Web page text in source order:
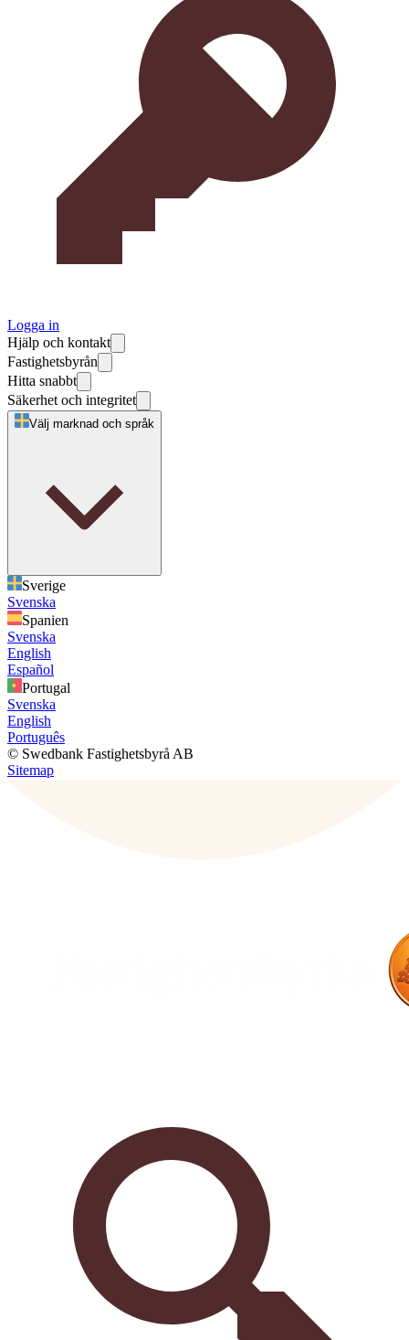
Logga in
Hjälp och kontakt
Fastighetsbyrån
Hitta snabbt
Säkerhet och integritet
Välj marknad och språk
Sverige
Svenska
Spanien
Svenska
English
Español
Portugal
Svenska
English
Português
© Swedbank Fastighetsbyrå AB
Sitemap